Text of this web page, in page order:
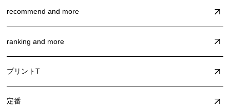
recommend and more
ranking and more
プリントT
定番